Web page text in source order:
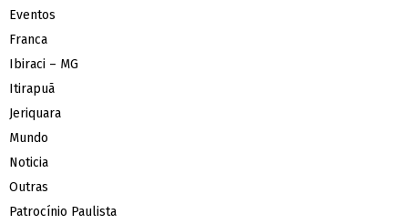
Eventos
Franca
Ibiraci – MG
Itirapuã
Jeriquara
Mundo
Noticia
Outras
Patrocínio Paulista